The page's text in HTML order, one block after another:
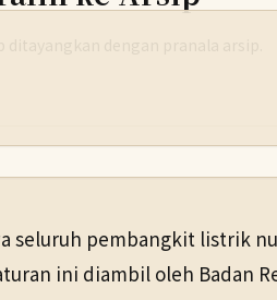
dengan pranala arsip.
seluruh pembangkit listrik
ini diambil oleh Badan